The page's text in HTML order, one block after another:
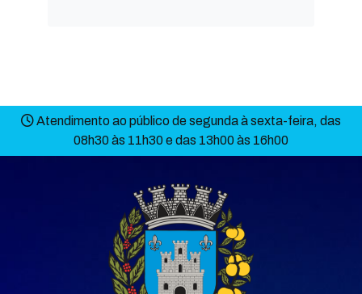
Atendimento ao público de segunda à sexta-feira, das
08h30 às 11h30 e das 13h00 às 16h00